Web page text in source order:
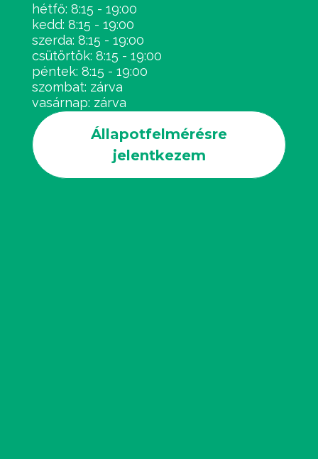
hétfő: 8:15 - 19:00
kedd: 8:15 - 19:00
szerda: 8:15 - 19:00
csütörtök: 8:15 - 19:00
péntek: 8:15 - 19:00
szombat: zárva
vasárnap: zárva
Állapotfelmérésre
jelentkezem